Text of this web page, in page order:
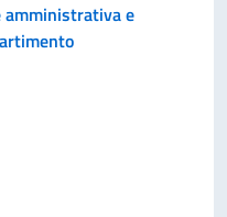
amministrativa e